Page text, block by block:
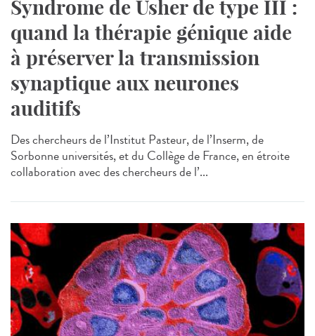
Syndrome de Usher de type III :
quand la thérapie génique aide
à préserver la transmission
synaptique aux neurones
auditifs
Des chercheurs de l’Institut Pasteur, de l’Inserm, de
Sorbonne universités, et du Collège de France, en étroite
collaboration avec des chercheurs de l’...